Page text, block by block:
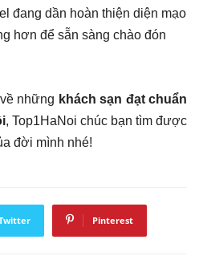
đang dần hoàn thiện diện mạo
hơn để sẵn sàng chào đón
những khách sạn đạt chuẩn
, Top1HaNoi chúc bạn tìm được
đời mình nhé!
Pinterest